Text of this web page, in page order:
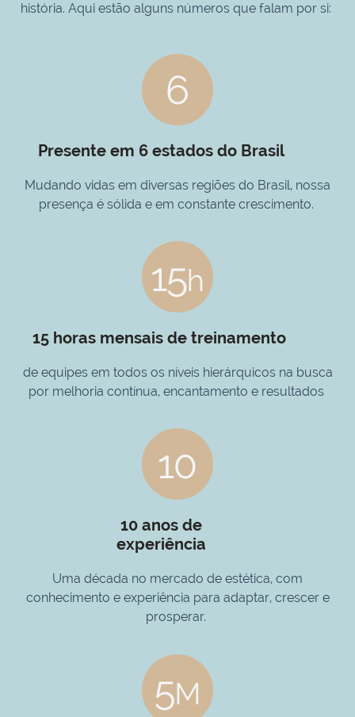
história. Aqui estão alguns números que falam por si:
Presente em 6 estados do Brasil
Mudando vidas em diversas regiões do Brasil, nossa
presença é sólida e em constante crescimento.
15 horas mensais de treinamento
de equipes em todos os níveis hierárquicos na busca
por melhoria contínua, encantamento e resultados
10 anos de
experiência
Uma década no mercado de estética, com
conhecimento e experiência para adaptar, crescer e
prosperar.